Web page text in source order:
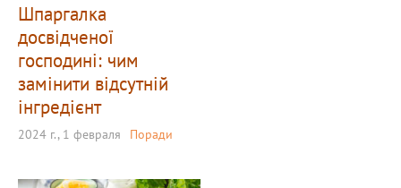
Шпаргалка
досвідченої
господині: чим
замінити відсутній
інгредієнт
2024 г., 1 февраля Поради